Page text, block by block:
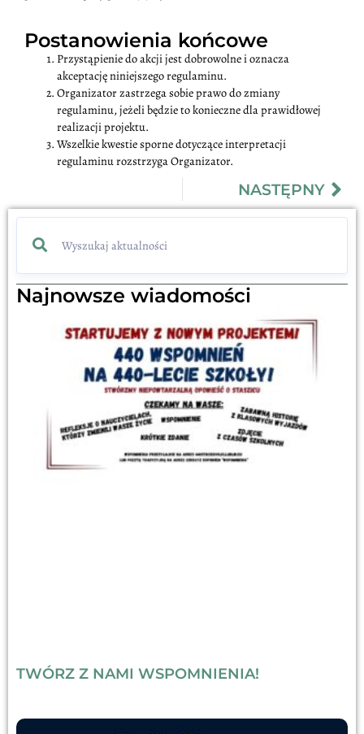
Postanowienia końcowe
Przystąpienie do akcji jest dobrowolne i oznacza
akceptację niniejszego regulaminu.
Organizator zastrzega sobie prawo do zmiany
regulaminu, jeżeli będzie to konieczne dla prawidłowej
realizacji projektu.
Wszelkie kwestie sporne dotyczące interpretacji
regulaminu rozstrzyga Organizator.
NASTĘPNY
Najnowsze wiadomości
TWÓRZ Z NAMI WSPOMNIENIA!